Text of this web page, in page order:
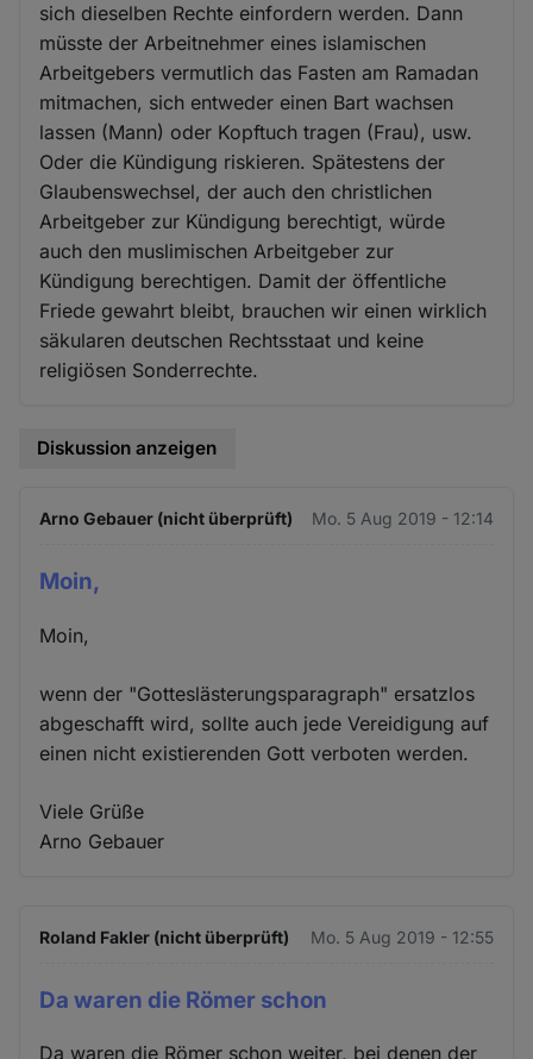
sich dieselben Rechte einfordern werden. Dann
müsste der Arbeitnehmer eines islamischen
Arbeitgebers vermutlich das Fasten am Ramadan
mitmachen, sich entweder einen Bart wachsen
lassen (Mann) oder Kopftuch tragen (Frau), usw.
Oder die Kündigung riskieren. Spätestens der
Glaubenswechsel, der auch den christlichen
Arbeitgeber zur Kündigung berechtigt, würde
auch den muslimischen Arbeitgeber zur
Kündigung berechtigen. Damit der öffentliche
Friede gewahrt bleibt, brauchen wir einen wirklich
säkularen deutschen Rechtsstaat und keine
religiösen Sonderrechte.
Diskussion anzeigen
Arno Gebauer (nicht überprüft) Mo. 5 Aug 2019 - 12:14
Moin,
Moin,
wenn der "Gotteslästerungsparagraph" ersatzlos
abgeschafft wird, sollte auch jede Vereidigung auf
einen nicht existierenden Gott verboten werden.
Viele Grüße
Arno Gebauer
Roland Fakler (nicht überprüft) Mo. 5 Aug 2019 - 12:55
Da waren die Römer schon
Da waren die Römer schon weiter, bei denen der